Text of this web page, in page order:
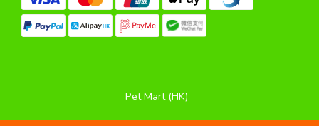
Pet Mart (HK)